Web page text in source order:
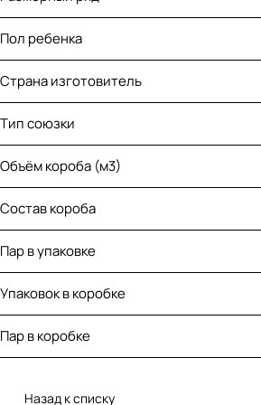
Пол ребенка
Страна изготовитель
Тип союзки
Объём короба (м3)
Состав короба
Пар в упаковке
Упаковок в коробке
Пар в коробке
Назад к списку